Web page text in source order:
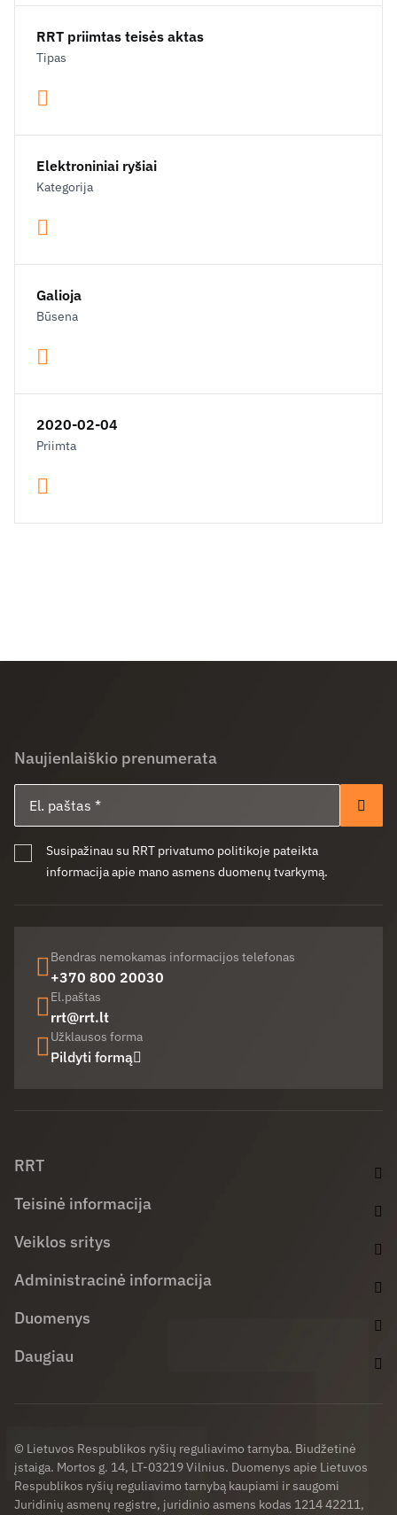
RRT priimtas teisės aktas
Tipas
Elektroniniai ryšiai
Kategorija
Galioja
Būsena
2020-02-04
Priimta
Naujienlaiškio prenumerata
Susipažinau su RRT privatumo politikoje pateikta
informacija apie mano asmens duomenų tvarkymą.
Bendras nemokamas informacijos telefonas
+370 800 20030
El.paštas
rrt@rrt.lt
Užklausos forma
Pildyti formą
RRT
Teisinė informacija
Veiklos sritys
Administracinė informacija
Duomenys
Daugiau
© Lietuvos Respublikos ryšių reguliavimo tarnyba. Biudžetinė
įstaiga. Mortos g. 14, LT-03219 Vilnius. Duomenys apie Lietuvos
Respublikos ryšių reguliavimo tarnybą kaupiami ir saugomi
Juridinių asmenų registre, juridinio asmens kodas 1214 42211,